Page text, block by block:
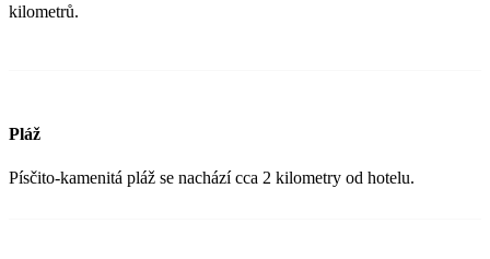
kilometrů.
Pláž
Písčito-kamenitá pláž se nachází cca 2 kilometry od hotelu.